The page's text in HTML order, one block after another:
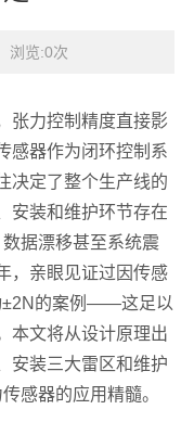
览:0次
张力控制精度直接影
感器作为闭环控制系
决定了整个生产线的
安装和维护环节存在
据漂移甚至系统震
，亲眼见证过因传感
±2N的案例——这足以
本文将从设计原理出
安装三大雷区和维护
感器的应用精髓。